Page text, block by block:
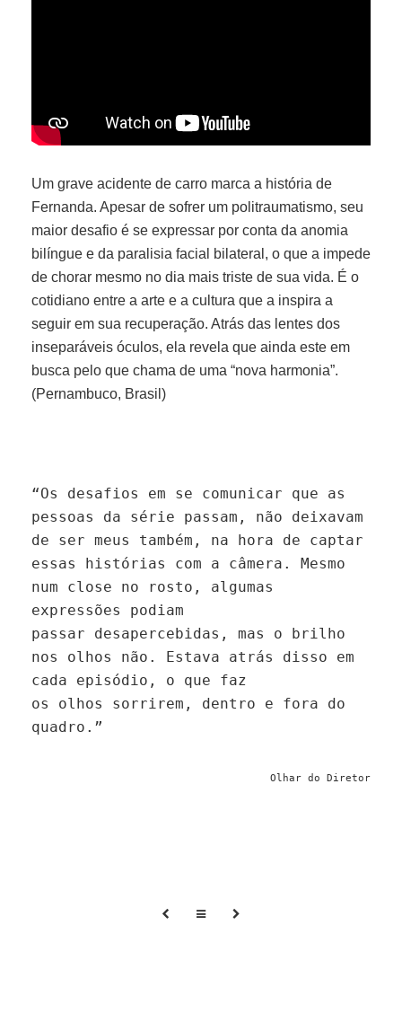
Um grave acidente de carro marca a história de
Fernanda. Apesar de sofrer um politraumatismo, seu
maior desafio é se expressar por conta da anomia
bilíngue e da paralisia facial bilateral, o que a impede
de chorar mesmo no dia mais triste de sua vida. É o
cotidiano entre a arte e a cultura que a inspira a
seguir em sua recuperação. Atrás das lentes dos
inseparáveis óculos, ela revela que ainda este em
busca pelo que chama de uma “nova harmonia”.
(Pernambuco, Brasil)
“Os desafios em se comunicar que as
pessoas da série passam, não deixavam
de ser meus também, na hora de captar
essas histórias com a câmera. Mesmo
num close no rosto, algumas
expressões podiam
passar desapercebidas, mas o brilho
nos olhos não. Estava atrás disso em
cada episódio, o que faz
os olhos sorrirem, dentro e fora do
quadro.”
Olhar do Diretor